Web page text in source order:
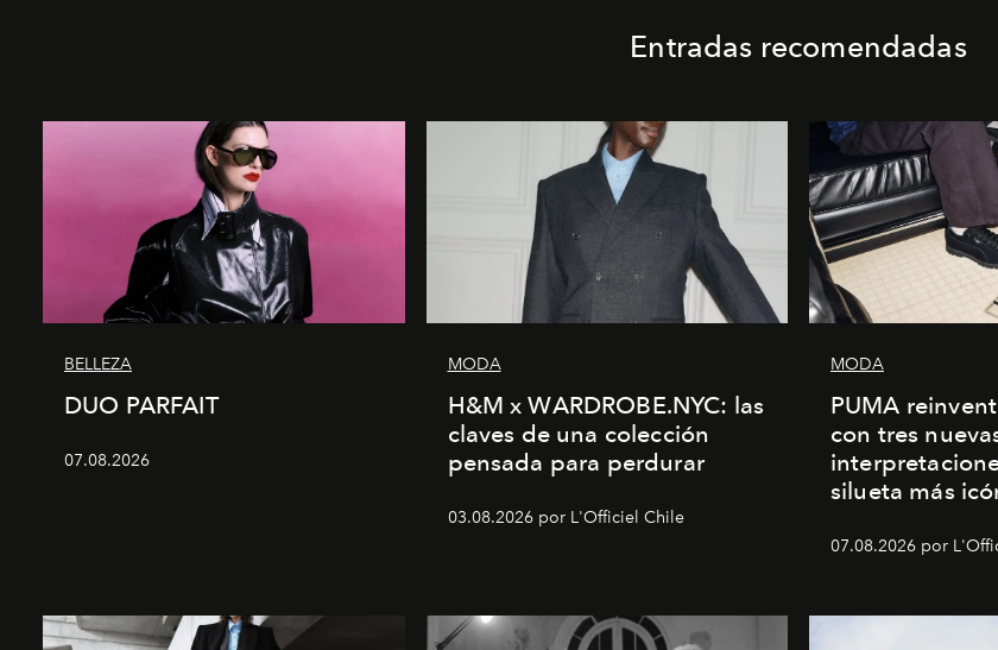
Entradas recomendadas
BELLEZA
DUO PARFAIT
07.08.2026
MODA
H&M x WARDROBE.NYC: las
claves de una colección
pensada para perdurar
03.08.2026 por L'Officiel Chile
MODA
PUMA
con tres
silueta más
07.08.2026 por